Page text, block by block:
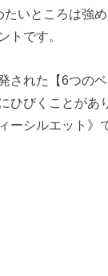
いところは強
トです。
された【6つの
ひびくことがあ
シルエット》